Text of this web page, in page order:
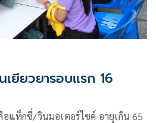
ยียวยารอบแรก 16
แท็กซี่/วินมอเตอร์ไซค์ อายุเกิน 65